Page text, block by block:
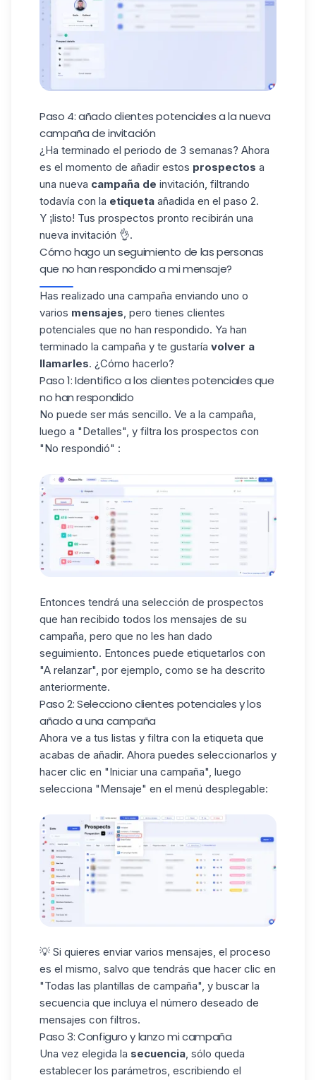
Paso 4: añado clientes potenciales a la nueva
campaña de invitación
¿Ha terminado el periodo de 3 semanas? Ahora
es el momento de añadir estos prospectos a
una nueva campaña de invitación, filtrando
todavía con la etiqueta añadida en el paso 2.
Y ¡listo! Tus prospectos pronto recibirán una
nueva invitación 👌.
Cómo hago un seguimiento de las personas
que no han respondido a mi mensaje?
Has realizado una campaña enviando uno o
varios mensajes , pero tienes clientes
potenciales que no han respondido. Ya han
terminado la campaña y te gustaría volver a
llamarles. ¿Cómo hacerlo?
Paso 1: Identifico a los clientes potenciales que
no han respondido
No puede ser más sencillo. Ve a la campaña,
luego a "Detalles", y filtra los prospectos con
"No respondió" :
Entonces tendrá una selección de prospectos
que han recibido todos los mensajes de su
campaña, pero que no les han dado
seguimiento. Entonces puede etiquetarlos con
"A relanzar", por ejemplo, como se ha descrito
anteriormente.
Paso 2: Selecciono clientes potenciales y los
añado a una campaña
Ahora ve a tus listas y filtra con la etiqueta que
acabas de añadir. Ahora puedes seleccionarlos y
hacer clic en "Iniciar una campaña", luego
selecciona "Mensaje" en el menú desplegable:
💡 Si quieres enviar varios mensajes, el proceso
es el mismo, salvo que tendrás que hacer clic en
"Todas las plantillas de campaña", y buscar la
secuencia que incluya el número deseado de
mensajes con filtros.
Paso 3: Configuro y lanzo mi campaña
Una vez elegida la secuencia, sólo queda
establecer los parámetros, escribiendo el